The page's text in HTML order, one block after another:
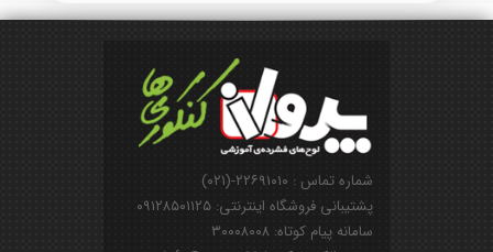
شماره تماس : ۲۲۶۹۱۰۱۰-(۰۲۱)
پشتیبانی فروشگاه اینترنتی: ۰۹۱۲۸۵۰۱۱۲۵
سامانه پیام کوتاه: ۳۰۰۰۸۰۰۸